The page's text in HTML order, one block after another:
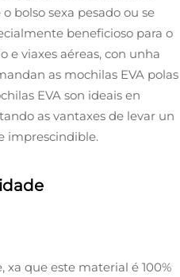
bolso sexa pesado ou se
beneficioso para o
e viaxes aéreas, con unha
as mochilas EVA polas
EVA son ideais en
as vantaxes de levar un
imprescindible.
que este material é 100%